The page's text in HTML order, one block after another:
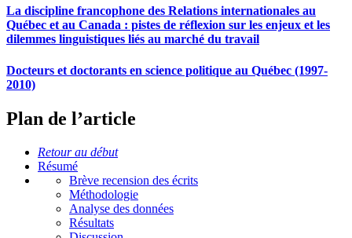
La discipline francophone des Relations internationales au
Québec et au Canada : pistes de réflexion sur les enjeux et les
dilemmes linguistiques liés au marché du travail
Docteurs et doctorants en science politique au Québec (1997-
2010)
Plan de l’article
Retour au début
Résumé
Brève recension des écrits
Méthodologie
Analyse des données
Résultats